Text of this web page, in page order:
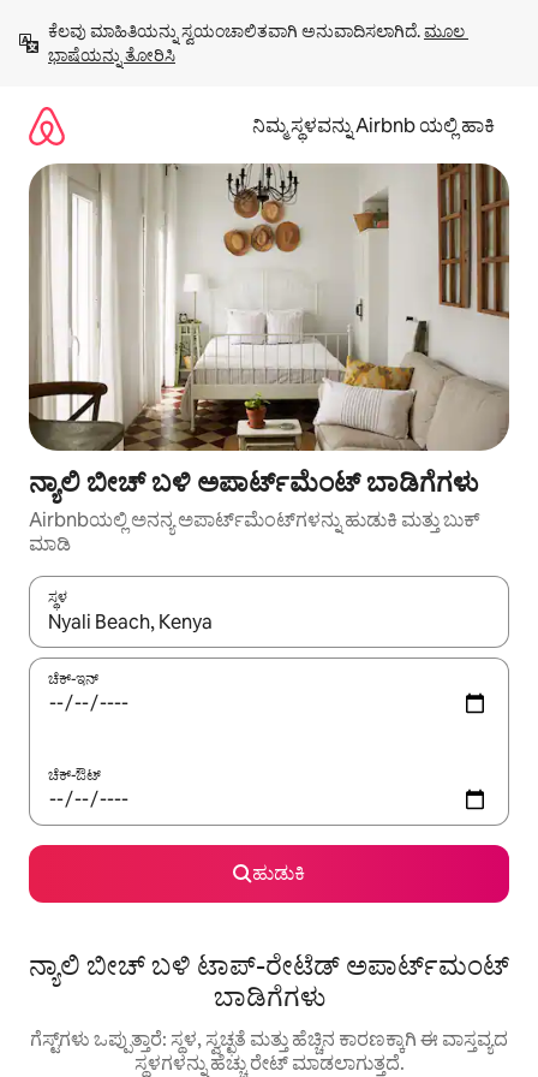
ಹೋಗಿ
ಕೆಲವು ಮಾಹಿತಿಯನ್ನು ಸ್ವಯಂಚಾಲಿತವಾಗಿ ಅನುವಾದಿಸಲಾಗಿದೆ. ಮೂಲ
ಭಾಷೆಯನ್ನು ತೋರಿಸಿ
ನಿಮ್ಮ ಸ್ಥಳವನ್ನು Airbnb ಯಲ್ಲಿ ಹಾಕಿ
ನ್ಯಾಲಿ ಬೀಚ್ ಬಳಿ ಅಪಾರ್ಟ್‌ಮೆಂಟ್ ಬಾಡಿಗೆಗಳು
Airbnbಯಲ್ಲಿ ಅನನ್ಯ ಅಪಾರ್ಟ್‌ಮೆಂಟ್‌ಗಳನ್ನು ಹುಡುಕಿ ಮತ್ತು ಬುಕ್
ಮಾಡಿ
ಸ್ಥಳ
ಫಲಿತಾಂಶಗಳು ಲಭ್ಯವಿರುವಾಗ, ಅಪ್ ಮತ್ತು ಡೌನ್ ಬಾಣದ ಕೀಲಿಗಳೊಂದಿಗೆ
ಚೆಕ್-ಇನ್
ಚೆಕ್-ಔಟ್
ಹುಡುಕಿ
ನ್ಯಾಲಿ ಬೀಚ್ ಬಳಿ ಟಾಪ್-ರೇಟೆಡ್ ಅಪಾರ್ಟ್‌ಮಂಟ್
ಬಾಡಿಗೆಗಳು
ಗೆಸ್ಟ್‌ಗಳು ಒಪ್ಪುತ್ತಾರೆ: ಸ್ಥಳ, ಸ್ವಚ್ಛತೆ ಮತ್ತು ಹೆಚ್ಚಿನ ಕಾರಣಕ್ಕಾಗಿ ಈ ವಾಸ್ತವ್ಯದ
ಸ್ಥಳಗಳನ್ನು ಹೆಚ್ಚು ರೇಟ್ ಮಾಡಲಾಗುತ್ತದೆ.